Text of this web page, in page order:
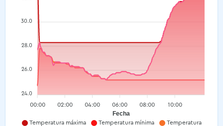
Temperatura máxima Temperatura mínima
Temperatura
00:00 02:00 04:00 06:00 08:00 10:00
Fecha
30.0
28.0
26.0
24.0